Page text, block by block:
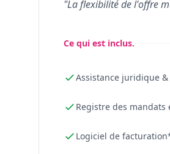
"La flexibilité de l'offre
Ce qui est inclus.
Assistance juridique
Registre des
Logiciel de